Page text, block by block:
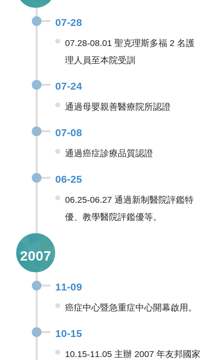
07-28
07.28-08.01 聖克理斯多福 2 名護
理人員至本院受訓
07-24
通過母嬰親善醫療院所認證
07-08
通過癌症診療品質認證
06-25
06.25-06.27 通過新制醫院評鑑特
優、教學醫院評鑑優等。
2007
11-09
癌症中心暨急重症中心開幕啟用。
10-15
10.15-11.05 主辦 2007 年友邦國家